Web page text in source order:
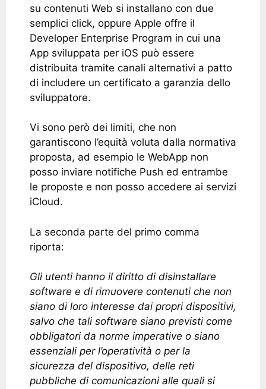
su contenuti Web si installano con due
semplici click, oppure Apple offre il
Developer Enterprise Program in cui una
App sviluppata per iOS può essere
distribuita tramite canali alternativi a patto
di includere un certificato a garanzia dello
sviluppatore.
Vi sono però dei limiti, che non
garantiscono l’equità voluta dalla normativa
proposta, ad esempio le WebApp non
posso inviare notifiche Push ed entrambe
le proposte e non posso accedere ai servizi
iCloud.
La seconda parte del primo comma
riporta:
Gli utenti hanno il diritto di disinstallare
software e di rimuovere contenuti che non
siano di loro interesse dai propri dispositivi,
salvo che tali software siano previsti come
obbligatori da norme imperative o siano
essenziali per l’operatività o per la
sicurezza del dispositivo, delle reti
pubbliche di comunicazioni alle quali si